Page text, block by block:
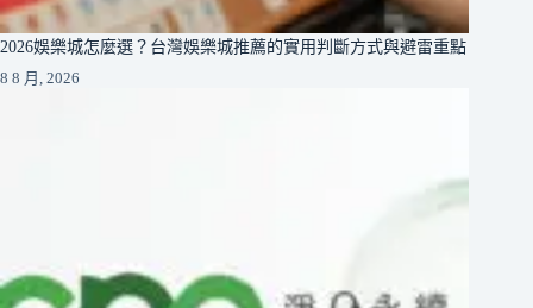
2026娛樂城怎麼選？台灣娛樂城推薦的實用判斷方式與避雷重點
8 8 月, 2026